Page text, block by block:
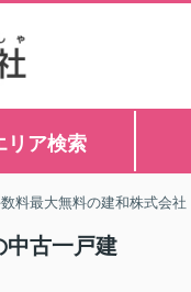
リア検索
料最大無料の建和株式会社
中古一戸建